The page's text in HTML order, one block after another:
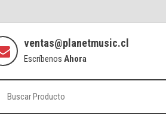
ventas@planetmusic.cl
Escríbenos Ahora